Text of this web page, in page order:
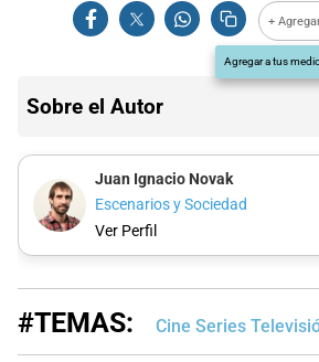
+
Agregar a tus
Sobre el Autor
Juan Ignacio Novak
Escenarios y Sociedad
Ver Perfil
#TEMAS: Cine Series